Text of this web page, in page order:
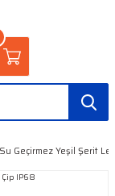
Geçirmez Yeşil Şerit